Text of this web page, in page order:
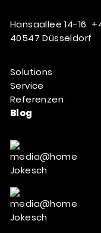
Hansaallee 14-16
40547 Düsseldorf
Solutions
Service
Referenzen
Blog